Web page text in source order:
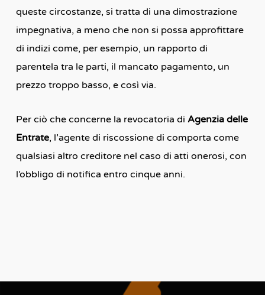
queste circostanze, si tratta di una dimostrazione
impegnativa, a meno che non si possa approfittare
di indizi come, per esempio, un rapporto di
parentela tra le parti, il mancato pagamento, un
prezzo troppo basso, e così via.
Per ciò che concerne la revocatoria di Agenzia delle
Entrate, l’agente di riscossione di comporta come
qualsiasi altro creditore nel caso di atti onerosi, con
l’obbligo di notifica entro cinque anni.